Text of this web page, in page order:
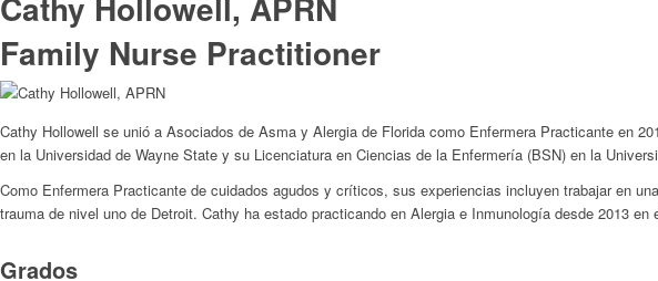
Family Nurse Practitioner
Cathy Hollowell se unió a Asociados de Asma y Alergia de Florida como Enfermera Practicante en
en la Universidad de Wayne State y su Licenciatura en Ciencias de la Enfermería (BSN) en la
Como Enfermera Practicante de cuidados agudos y críticos, sus experiencias incluyen trabajar en
trauma de nivel uno de Detroit. Cathy ha estado practicando en Alergia e Inmunología desde 2013 en
Grados